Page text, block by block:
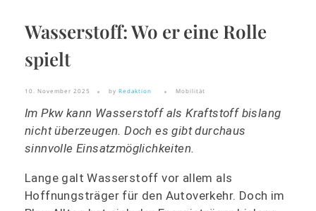
Wasserstoff: Wo er eine Rolle
spielt
10. November 2025 by Redaktion Mobilität
Im Pkw kann Wasserstoff als Kraftstoff bislang
nicht überzeugen. Doch es gibt durchaus
sinnvolle Einsatzmöglichkeiten.
Lange galt Wasserstoff vor allem als
Hoffnungsträger für den Autoverkehr. Doch im